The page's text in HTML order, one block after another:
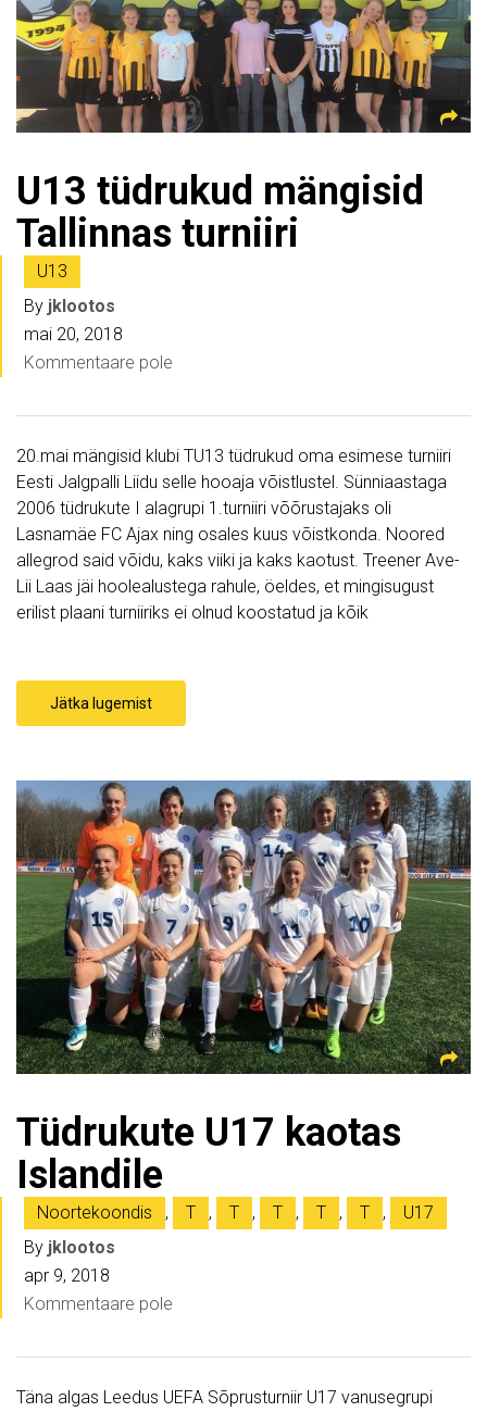
U13 tüdrukud mängisid
Tallinnas turniiri
U13
By jklootos
mai 20, 2018
Kommentaare pole
20.mai mängisid klubi TU13 tüdrukud oma esimese turniiri
Eesti Jalgpalli Liidu selle hooaja võistlustel. Sünniaastaga
2006 tüdrukute I alagrupi 1.turniiri võõrustajaks oli
Lasnamäe FC Ajax ning osales kuus võistkonda. Noored
allegrod said võidu, kaks viiki ja kaks kaotust. Treener Ave-
Lii Laas jäi hoolealustega rahule, öeldes, et mingisugust
erilist plaani turniiriks ei olnud koostatud ja kõik
Jätka lugemist
Tüdrukute U17 kaotas
Islandile
Noortekoondis , T , T , T , T , T ,
U17
By jklootos
apr 9, 2018
Kommentaare pole
Täna algas Leedus UEFA Sõprusturniir U17 vanusegrupi